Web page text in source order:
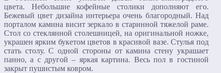
цвета. Небольшие кофейные столики дополняют его.
Бежевый цвет дизайна интерьера очень благородный. Над
порталом камина висит зеркало в старинной тяжелой раме.
Стол со стеклянной столешницей, на оригинальной ножке,
украшен ярким букетом цветов в красивой вазе. Стулья под
стать столу. С одной стороны от камина стену украшает
панно, а с другой – яркая картина. Весь пол в гостиной
закрыт пушистым ковром.